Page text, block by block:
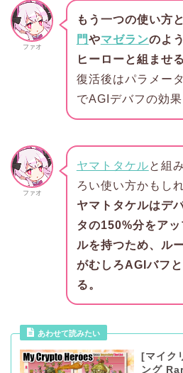
ファオ
もう一つの使い方
門やマゼランのよ
ヒーローと組ませ
復活後はパラメー
でAGIデバフの効
ファオ
ヤマトタケルと組
ろい使い方かもし
ヤマトタケルはデ
タの150%分をア
ルを持つため、ル
がむしろAGIバフ
る。
あわせて読みたい
[マイク
ング